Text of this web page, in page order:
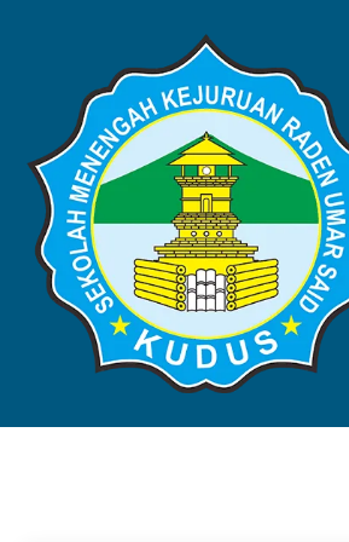
VALIDASI SKL
Validasi SKL